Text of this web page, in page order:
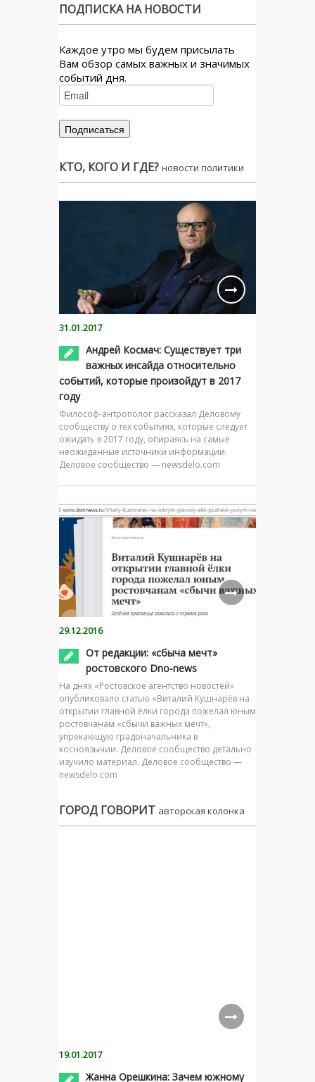
ПОДПИСКА НА НОВОСТИ
Каждое утро мы будем присылать
Вам обзор самых важных и значимых
событий дня.
КТО, КОГО И ГДЕ? новости политики
31.01.2017
Андрей Космач: Существует три
важных инсайда относительно
событий, которые произойдут в 2017
году
Философ-антрополог рассказал Деловому
сообществу о тех событиях, которые следует
ожидать в 2017 году, опираясь на самые
неожиданные источники информации.
Деловое сообщество — newsdelo.com
29.12.2016
От редакции: «сбыча мечт»
ростовского Dno-news
На днях «Ростовское агентство новостей»
опубликовало статью «Виталий Кушнарёв на
открытии главной ёлки города пожелал юным
ростовчанам «сбычи важных мечт»,
упрекающую градоначальника в
косноязычии. Деловое сообщество детально
изучило материал. Деловое сообщество —
newsdelo.com
ГОРОД ГОВОРИТ авторская колонка
19.01.2017
Жанна Орешкина: Зачем южному